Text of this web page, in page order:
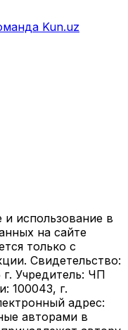
Kun.uz
использование в
на сайте
только с
Свидетельство:
Учредитель: ЧП
100043, г.
адрес:
авторами в